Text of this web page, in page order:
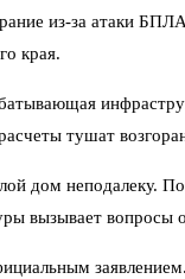
из-за атаки
края.
тушат
дом неподалеку.
вызывает вопросы